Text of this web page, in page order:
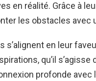
en réalité. Grâce à
les obstacles avec
s’alignent en leur
qu’il
profonde